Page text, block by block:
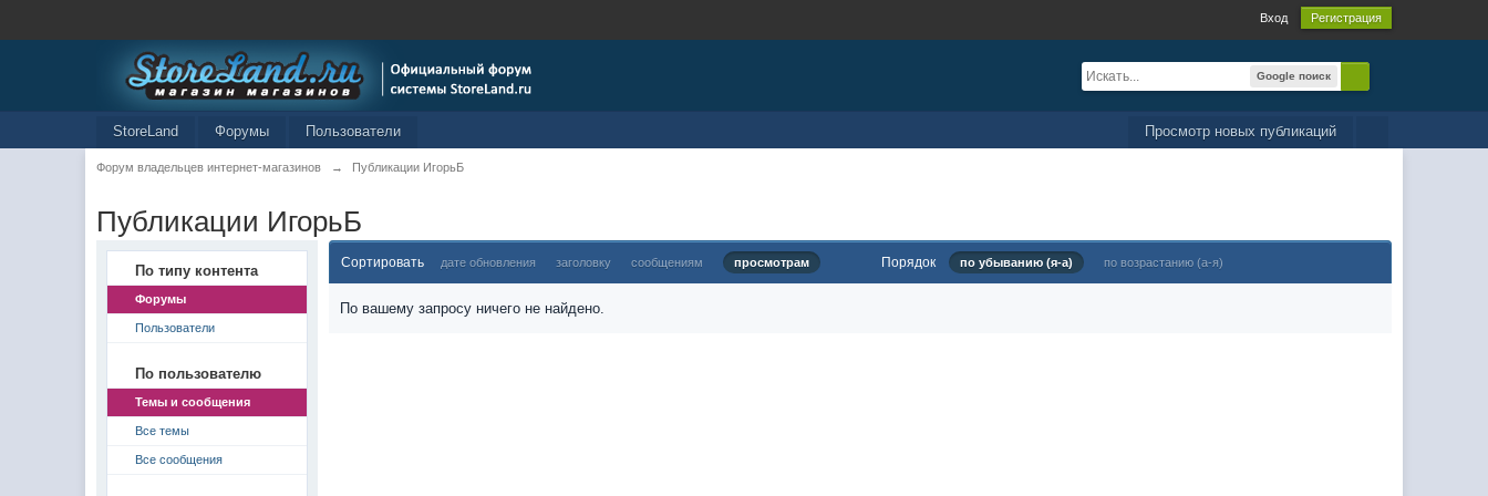
Вход Регистрация
Google поиск
Просмотр новых публикаций
StoreLand Форумы Пользователи
Форум владельцев интернет-магазинов → Публикации ИгорьБ
Публикации ИгорьБ
По типу контента
Форумы
Пользователи
По пользователю
Темы и сообщения
Все темы
Все сообщения
Сортировать дате обновления заголовку сообщениям просмотрам Порядок по убыванию (я-а) по возрастанию (а-я)
По вашему запросу ничего не найдено.